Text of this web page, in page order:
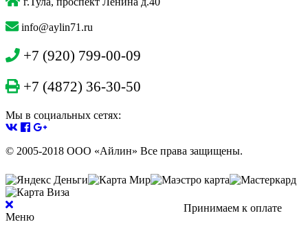
info@aylin71.ru
+7 (920) 799-00-09
+7 (4872) 36-30-50
Мы в социальных сетях:
© 2005-2018 ООО «Айлин» Все права защищены.
Принимаем к оплате
Меню